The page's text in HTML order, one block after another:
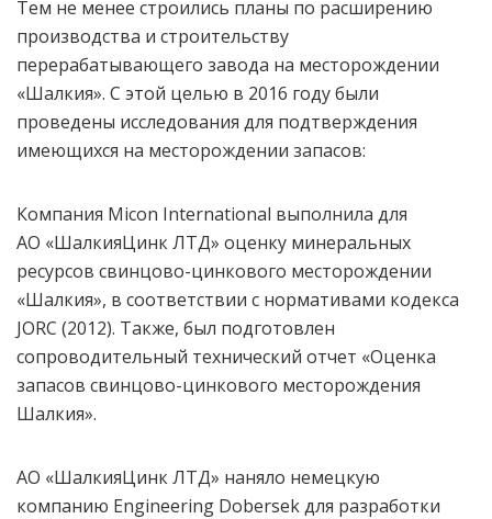
Тем не менее строились планы по расширению
производства и строительству
перерабатывающего завода на месторождении
«Шалкия». С этой целью в 2016 году были
проведены исследования для подтверждения
имеющихся на месторождении запасов:
Компания Micon International выполнила для
АО «ШалкияЦинк ЛТД» оценку минеральных
ресурсов свинцово-цинкового месторождении
«Шалкия», в соответствии с нормативами кодекса
JORC (2012). Также, был подготовлен
сопроводительный технический отчет «Оценка
запасов свинцово-цинкового месторождения
Шалкия».
АО «ШалкияЦинк ЛТД» наняло немецкую
компанию Engineering Dobersek для разработки